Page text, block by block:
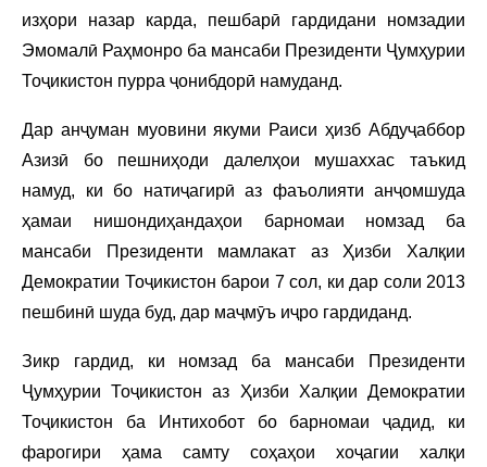
изҳори назар карда, пешбарӣ гардидани номзадии
Эмомалӣ Раҳмонро ба мансаби Президенти Ҷумҳурии
Тоҷикистон пурра ҷонибдорӣ намуданд.
Дар анҷуман муовини якуми Раиси ҳизб Абдуҷаббор
Азизӣ бо пешниҳоди далелҳои мушаххас таъкид
намуд, ки бо натиҷагирӣ аз фаъолияти анҷомшуда
ҳамаи нишондиҳандаҳои барномаи номзад ба
мансаби Президенти мамлакат аз Ҳизби Халқии
Демократии Тоҷикистон барои 7 сол, ки дар соли 2013
пешбинӣ шуда буд, дар маҷмӯъ иҷро гардиданд.
Зикр гардид, ки номзад ба мансаби Президенти
Ҷумҳурии Тоҷикистон аз Ҳизби Халқии Демократии
Тоҷикистон ба Интихобот бо барномаи ҷадид, ки
фарогири ҳама самту соҳаҳои хоҷагии халқи